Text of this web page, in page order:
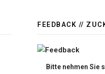
FEEDBACK //
Bitte nehmen Sie